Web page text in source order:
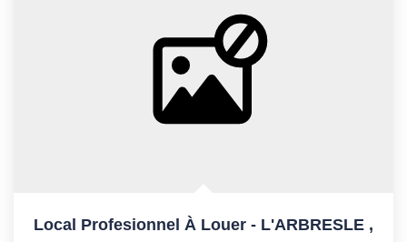
Local Profesionnel À Louer - L'ARBRESLE ,